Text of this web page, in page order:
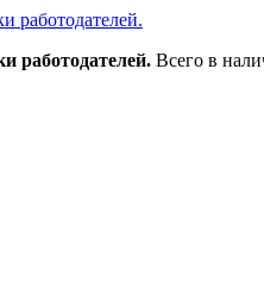
работодателей. Всего в